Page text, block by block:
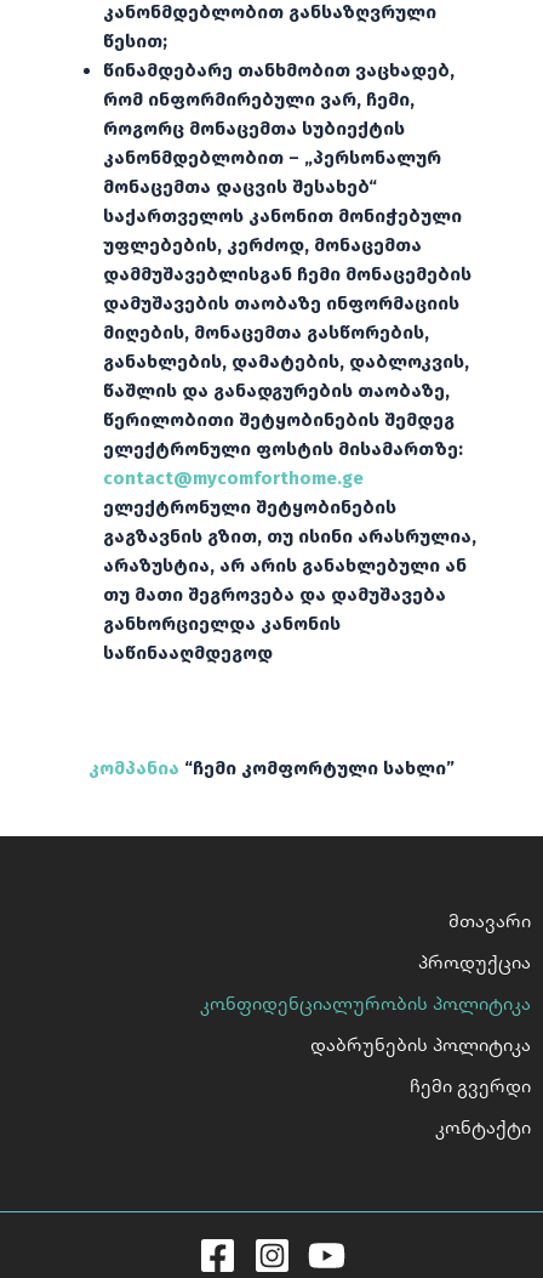
კანონმდებლობით განსაზღვრული
წესით;
წინამდებარე თანხმობით ვაცხადებ,
რომ ინფორმირებული ვარ, ჩემი,
როგორც მონაცემთა სუბიექტის
კანონმდებლობით – „პერსონალურ
მონაცემთა დაცვის შესახებ“
საქართველოს კანონით მონიჭებული
უფლებების, კერძოდ, მონაცემთა
დამმუშავებლისგან ჩემი მონაცემების
დამუშავების თაობაზე ინფორმაციის
მიღების, მონაცემთა გასწორების,
განახლების, დამატების, დაბლოკვის,
წაშლის და განადგურების თაობაზე,
წერილობითი შეტყობინების შემდეგ
ელექტრონული ფოსტის მისამართზე:
contact@mycomforthome.ge
ელექტრონული შეტყობინების
გაგზავნის გზით, თუ ისინი არასრულია,
არაზუსტია, არ არის განახლებული ან
თუ მათი შეგროვება და დამუშავება
განხორციელდა კანონის
საწინააღმდეგოდ
კომპანია “ჩემი კომფორტული სახლი”
მთავარი
პროდუქცია
კონფიდენციალურობის პოლიტიკა
დაბრუნების პოლიტიკა
ჩემი გვერდი
კონტაქტი